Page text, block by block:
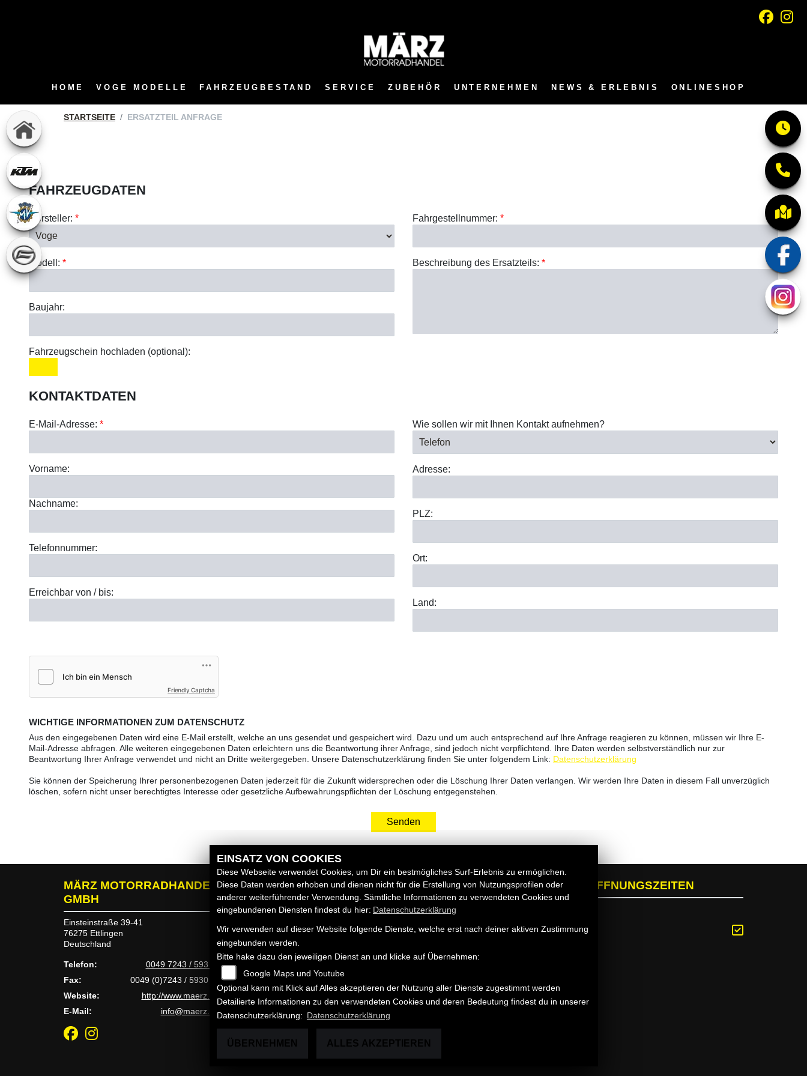
HOME VOGE MODELLE FAHRZEUGBESTAND SERVICE ZUBEHÖR UNTERNEHMEN NEWS & ERLEBNIS ONLINESHOP
STARTSEITE ERSATZTEIL ANFRAGE
FAHRZEUGDATEN
Hersteller: *
Modell: *
Baujahr:
Fahrzeugschein hochladen (optional):
Fahrgestellnummer: *
Beschreibung des Ersatzteils: *
KONTAKTDATEN
E-Mail-Adresse: *
Vorname:
Nachname:
Telefonnummer:
Erreichbar von / bis:
Wie sollen wir mit Ihnen Kontakt aufnehmen?
Adresse:
PLZ:
Ort:
Land:
Friendly Captcha
WICHTIGE INFORMATIONEN ZUM DATENSCHUTZ
Aus den eingegebenen Daten wird eine E-Mail erstellt, welche an uns gesendet und gespeichert wird. Dazu und um auch entsprechend auf Ihre Anfrage reagieren zu können, müssen wir Ihre E-
Mail-Adresse abfragen. Alle weiteren eingegebenen Daten erleichtern uns die Beantwortung ihrer Anfrage, sind jedoch nicht verpflichtend. Ihre Daten werden selbstverständlich nur zur
Beantwortung Ihrer Anfrage verwendet und nicht an Dritte weitergegeben. Unsere Datenschutzerklärung finden Sie unter folgendem Link: Datenschutzerklärung
Sie können der Speicherung Ihrer personenbezogenen Daten jederzeit für die Zukunft widersprechen oder die Löschung Ihrer Daten verlangen. Wir werden Ihre Daten in diesem Fall unverzüglich
löschen, sofern nicht unser berechtigtes Interesse oder gesetzliche Aufbewahrungspflichten der Löschung entgegenstehen.
Senden
MÄRZ MOTORRADHANDEL
GMBH
Einsteinstraße 39-41
76275 Ettlingen
Deutschland
Telefon:
0049 7243 / 593 00
Fax:
0049 (0)7243 / 5930 30
Website:
http://www.maerz.biz
E-Mail:
info@maerz.biz
LINKS
Unternehmen
Gebrauchtfahrzeuge
Service
RECHTLICHES
AGB
Impressum
Disclaimer
ÖFFNUNGSZEITEN
EINSATZ VON COOKIES
Diese Webseite verwendet Cookies, um Dir ein bestmögliches Surf-Erlebnis zu ermöglichen.
Diese Daten werden erhoben und dienen nicht für die Erstellung von Nutzungsprofilen oder
anderer weiterführender Verwendung. Sämtliche Informationen zu verwendeten Cookies und
eingebundenen Diensten findest du hier: Datenschutzerklärung
Wir verwenden auf dieser Website folgende Dienste, welche erst nach deiner aktiven Zustimmung
eingebunden werden.
Bitte hake dazu den jeweiligen Dienst an und klicke auf Übernehmen:
Google Maps und Youtube
Optional kann mit Klick auf Alles akzeptieren der Nutzung aller Dienste zugestimmt werden
Detailierte Informationen zu den verwendeten Cookies und deren Bedeutung findest du in unserer
Datenschutzerklärung: Datenschutzerklärung
ÜBERNEHMEN ALLES AKZEPTIEREN